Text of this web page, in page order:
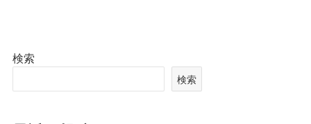
検索
検索